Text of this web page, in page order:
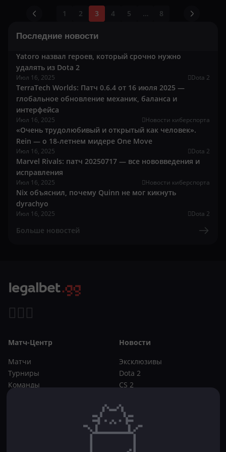
1 2 3 4 5 … 8
Последние новости
Yatoro назвал героев, который срочно нужно
удалять из Dota 2
Июл 16, 2025 Dota 2
TerraTech Worlds: Патч 0.6.4 от 16 июля 2025 —
глобальное обновление механик, баланса и
интерфейса
Июл 16, 2025 Новости киберспорта
«Очень трудолюбивый и открытый как человек».
Rein — о 18-летнем мидере One Move
Июл 16, 2025 Dota 2
Marvel Rivals: патч 20250717 — все нововведения и
исправления
Июл 16, 2025 Новости киберспорта
Nix объяснил, почему Quinn не мог кикнуть
dyrachyo
Июл 16, 2025 Dota 2
Больше новостей
Матч-Центр
Матчи
Турниры
Команды
Новости
Эксклюзивы
Dota 2
CS 2
Букмекеры